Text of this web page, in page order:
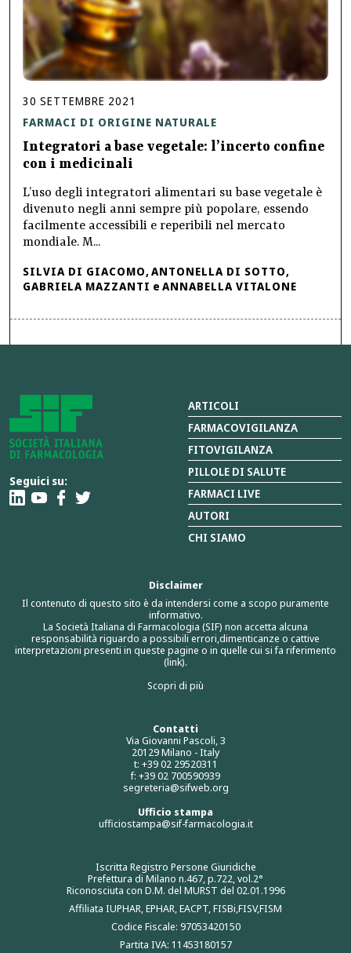
30 SETTEMBRE 2021
FARMACI DI ORIGINE NATURALE
Integratori a base vegetale: l’incerto confine
con i medicinali
L’uso degli integratori alimentari su base vegetale è
divenuto negli anni sempre più popolare, essendo
facilmente accessibili e reperibili nel mercato
mondiale. M...
SILVIA DI GIACOMO, ANTONELLA DI SOTTO,
GABRIELA MAZZANTI e ANNABELLA VITALONE
Seguici su:
Contatti
Via Giovanni Pascoli, 3
20129 Milano - Italy
t: +39 02 29520311
f: +39 02 700590939
segreteria@sifweb.org
Ufficio stampa
ufficiostampa@sif-farmacologia.it
Iscritta Registro Persone Giuridiche
Prefettura di Milano n.467, p.722, vol.2°
Riconosciuta con D.M. del MURST del 02.01.1996
Affiliata IUPHAR, EPHAR, EACPT, FISBi,FISV,FISM
Codice Fiscale: 97053420150
Partita IVA: 11453180157
Disclaimer
Il contenuto di questo sito è da intendersi come a scopo puramente
informativo.
La Società Italiana di Farmacologia (SIF) non accetta alcuna
responsabilità riguardo a possibili errori,dimenticanze o cattive
interpretazioni presenti in queste pagine o in quelle cui si fa riferimento
(link).
Scopri di più
ARTICOLI
FARMACOVIGILANZA
FITOVIGILANZA
PILLOLE DI SALUTE
FARMACI LIVE
AUTORI
CHI SIAMO